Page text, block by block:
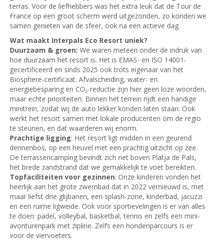
terras. Voor de liefhebbers was het extra leuk dat de Tour de
France op een groot scherm werd uitgezonden, zo konden we
samen genieten van de sfeer, ook na een actieve dag.
Wat maakt Interpals Eco Resort uniek?
Duurzaam & groen: We waren meteen onder de indruk van
hoe duurzaam het resort is. Het is EMAS- en ISO 14001-
gecertificeerd en sinds 2025 ook trots eigenaar van het
Biosphere-certificaat. Afvalscheiding, water- en
energiebesparing en CO₂-reductie zijn hier geen loze woorden,
maar echte prioriteiten. Binnen het terrein rijdt een handige
minitrein, zodat wij de auto lekker konden laten staan. Ook
werkt het resort samen met lokale producenten om de regio
te steunen, en dat waarderen wij enorm.
Prachtige ligging: Het resort ligt midden in een geurend
dennenbos, op een heuvel met een prachtig uitzicht op zee.
De terrassencamping bevindt zich net boven Platja de Pals,
het brede zandstrand dat we gemakkelijk te voet bereikten.
Topfaciliteiten voor gezinnen: Onze kinderen vonden het
heerlijk aan het grote zwembad dat in 2022 vernieuwd is, met
maar liefst drie glijbanen, een splash-zone, kinderbad, jacuzzi
en een ruime ligweide. Ook voor sportievelingen is er van alles
te doen: padel, volleybal, basketbal, tennis en zelfs een mini-
avonturenpark met zipline. Zelfs een hondenparcours is er
voor de viervoeters.